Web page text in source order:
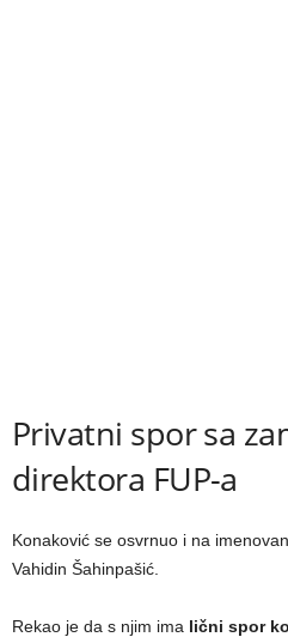
Privatni spor sa
direktora FUP-a
Konaković se osvrnuo i na
Vahidin Šahinpašić.
Rekao je da s njim ima lični spor